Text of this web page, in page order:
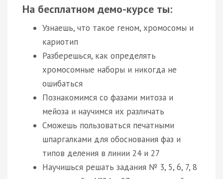
На бесплатном демо-курсе ты:
Узнаешь, что такое геном, хромосомы и
кариотип
Разберешься, как определять
хромосомные наборы и никогда не
ошибаться
Познакомимся со фазами митоза и
мейоза и научимся их различать
Сможешь пользоваться печатными
шпаргалками для обоснования фаз и
типов деления в линии 24 и 27
Научишься решать задания № 3, 5, 6, 7, 8